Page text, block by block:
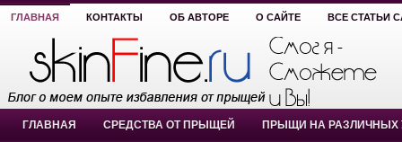
ГЛАВНАЯ КОНТАКТЫ ОБ АВТОРЕ О САЙТЕ ВСЕ СТАТЬИ
ГЛАВНАЯ СРЕДСТВА ОТ ПРЫЩЕЙ ПРЫЩИ НА РАЗЛИЧНЫХ